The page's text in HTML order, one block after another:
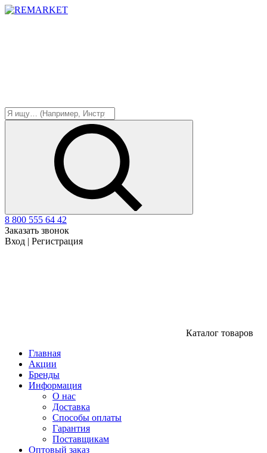
8 800 555 64 42
Заказать звонок
Вход | Регистрация
Каталог товаров
Главная
Акции
Бренды
Информация
О нас
Доставка
Способы оплаты
Гарантия
Поставщикам
Оптовый заказ